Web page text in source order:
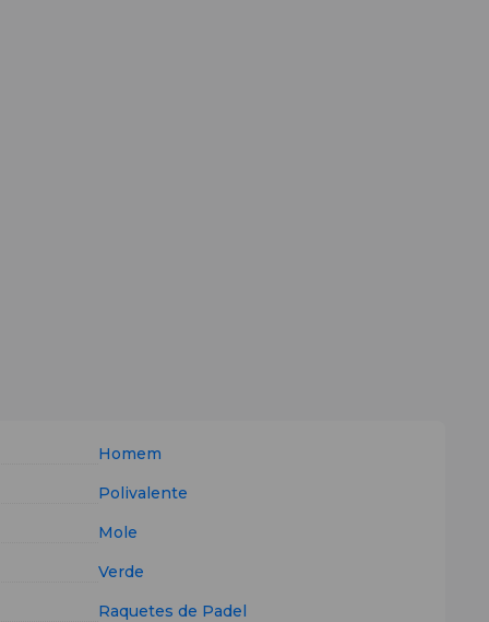
Homem
Polivalente
Mole
Verde
Raquetes de Padel